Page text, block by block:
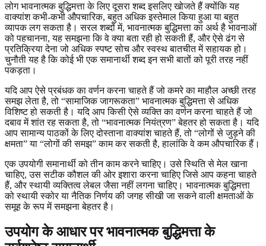
लोग भावनात्मक बुद्धिमत्ता के लिए दूसरा शब्द इसलिए खोजते हैं क्योंकि यह
वाक्यांश कभी-कभी औपचारिक, बहुत अधिक इस्तेमाल किया हुआ या बहुत
व्यापक लग सकता है। सरल शब्दों में, भावनात्मक बुद्धिमत्ता का अर्थ है भावनाओं
को पहचानना, यह समझना कि वे क्या बता रही हो सकती हैं, और ऐसे ढंग से
प्रतिक्रिया देना जो अधिक स्पष्ट सोच और स्वस्थ बातचीत में सहायक हो।
चुनौती यह है कि कोई भी एक समानार्थी शब्द इन सभी बातों को पूरी तरह नहीं
पकड़ता।
यदि आप ऐसे प्रबंधक का वर्णन करना चाहते हैं जो कमरे का माहौल अच्छी तरह
समझ लेता है, तो “सामाजिक जागरूकता” भावनात्मक बुद्धिमत्ता से अधिक
विशिष्ट हो सकती है। यदि आप किसी ऐसे व्यक्ति का वर्णन करना चाहते हैं जो
दबाव में शांत रह सकता है, तो “भावनात्मक नियंत्रण” बेहतर हो सकता है। यदि
आप सामान्य पाठकों के लिए दोस्ताना वाक्यांश चाहते हैं, तो “लोगों से जुड़ने की
क्षमता” या “लोगों की समझ” काम कर सकती है, हालांकि वे कम औपचारिक हैं।
एक उपयोगी समानार्थी को तीन काम करने चाहिए। उसे स्थिति से मेल खाना
चाहिए, उस सटीक कौशल की ओर इशारा करना चाहिए जिसे आप कहना चाहते
हैं, और स्थायी व्यक्तित्व लेबल जैसा नहीं लगना चाहिए। भावनात्मक बुद्धिमत्ता
को स्थायी स्कोर या नैतिक निर्णय की जगह सीखी जा सकने वाली क्षमताओं के
समूह के रूप में समझना बेहतर है।
उपयोग के आधार पर भावनात्मक बुद्धिमत्ता के